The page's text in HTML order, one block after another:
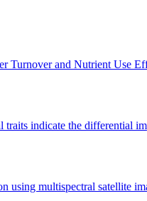
Turnover and Nutrient Use
indicate the differential
using multispectral satellite